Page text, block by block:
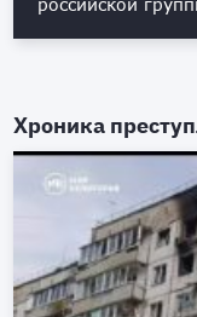
российской
Хроника